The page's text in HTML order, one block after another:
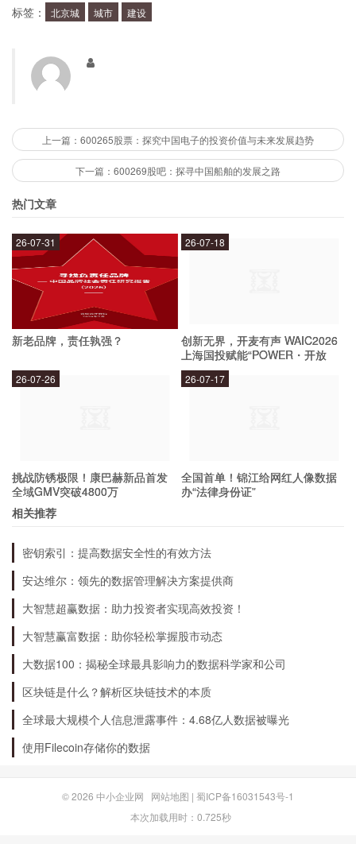
域，打造了诸如北京城建国际广场、北京城建·古
域，公司主要从事道路、桥梁、地铁等项目的设
力于打造集商业、文化、娱乐、住宅等多重功能于
一体的城市综合体。
北京城建的发展优势
北京城建作为城市建设领域的领军企业，具有以下
几个发展优势：
深耕市场多年，拥有丰富的项目经验和技术积累；
与政府的合作紧密，具有政府背景和资源优势；
多元化的经营模式，涉足房地产、基础设施、城市综合体等
未来，北京城建将继续深耕城市建设领域，以智慧
城市建设为引领，积极推进数字化转型和创新发
展，打造更多优质的城市综合体和基础设施项目，
为城市发展做出更大的贡献。
标签： 北京城 城市 建设
上一篇：600265股票：探究中国电子的投资价值与未来发展趋势
下一篇：600269股吧：探寻中国船舶的发展之路
热门文章
新老品牌，责任孰强？
26-07-31
创新无界，开麦有声 WAIC2026
上海国投赋能“POWER・开放
麦”专场成功举办
26-07-18
挑战防锈极限！康巴赫新品首发
全域GMV突破4800万
26-07-26
全国首单！锦江给网红人像数据
办“法律身份证”
26-07-17
相关推荐
密钥索引：提高数据安全性的有效方法
安达维尔：领先的数据管理解决方案提供商
大智慧超赢数据：助力投资者实现高效投资！
大智慧赢富数据：助你轻松掌握股市动态
大数据100：揭秘全球最具影响力的数据科学家和公司
区块链是什么？解析区块链技术的本质
全球最大规模个人信息泄露事件：4.68亿人数据被曝光
使用Filecoin存储你的数据
© 2026 中小企业网 网站地图 | 蜀ICP备16031543号-1
本次加载用时：0.725秒